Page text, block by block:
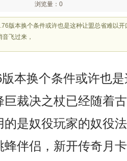
浏览量：0
版本换个条件或许也是这种让盟总省难以
飞过来，
本换个条件或许也
巨裁决之杖已经随着
的是奴役玩家的奴役
蜂伴侣，新开传奇月